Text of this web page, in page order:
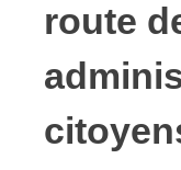
route